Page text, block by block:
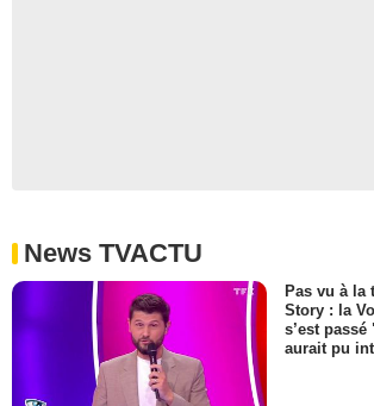
News TVACTU
Pas vu à la
Story : la
s’est
aurait pu